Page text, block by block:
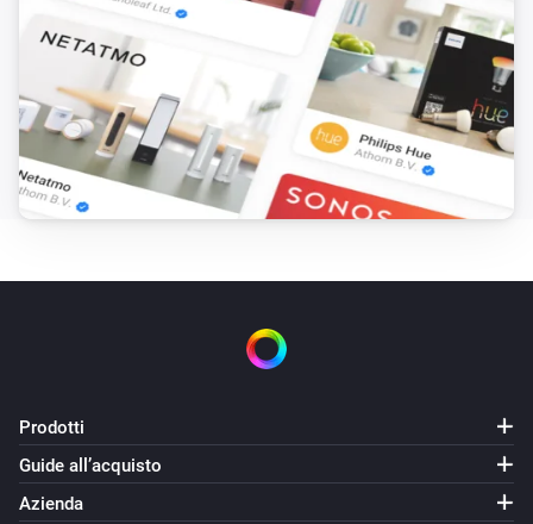
Prodotti
Guide all’acquisto
Azienda